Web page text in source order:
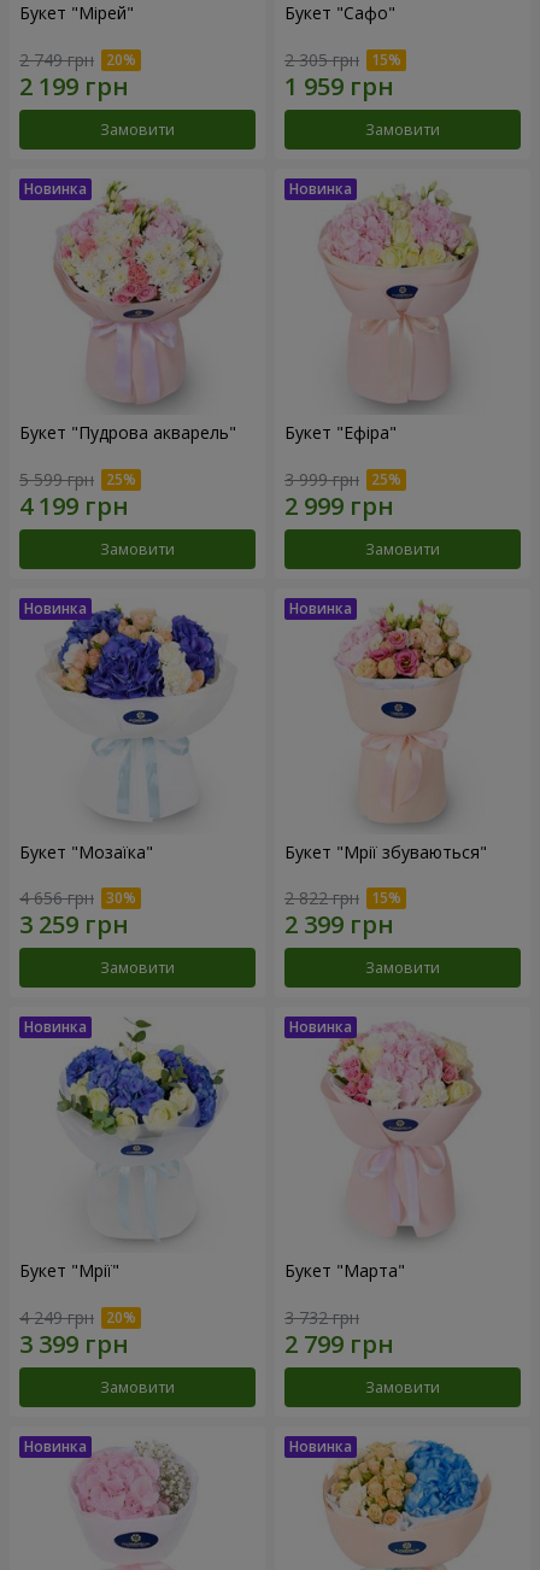
Букет "Мірей"
2 749 грн
Замовити
Букет "Сафо"
2 305 грн
Замовити
Букет "Пудрова акварель"
5 599 грн
Замовити
Букет "Ефіра"
3 999 грн
Замовити
Букет "Мозаїка"
4 656 грн
Замовити
Букет "Мрії збуваються"
2 822 грн
Замовити
Букет "Мрії"
4 249 грн
Замовити
Букет "Марта"
3 732 грн
Замовити